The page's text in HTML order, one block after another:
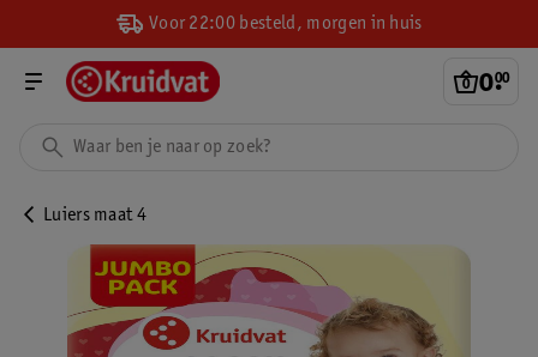
Voor 22:00 besteld, morgen in huis
0.
00
Luiers maat 4